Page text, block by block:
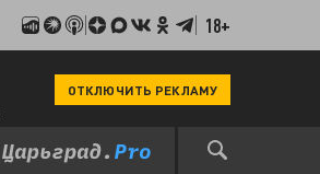
18+
ОТКЛЮЧИТЬ РЕКЛАМУ